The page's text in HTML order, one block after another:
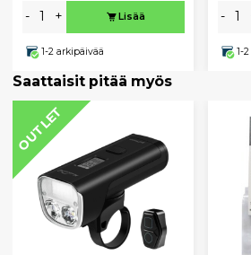
- + Lisää
1-2 arkipäivää
-
1-
Saattaisit pitää myös
OUTLET